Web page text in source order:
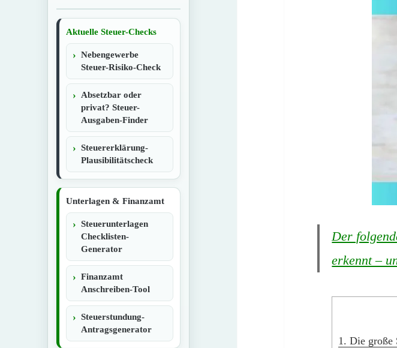
Aktuelle Steuer-Checks
Nebengewerbe
Steuer-Risiko-Check
Absetzbar oder
privat? Steuer-
Ausgaben-Finder
Steuererklärung-
Plausibilitätscheck
Unterlagen & Finanzamt
Steuerunterlagen
Checklisten-
Generator
Finanzamt
Anschreiben-Tool
Steuerstundung-
Antragsgenerator
Der
erkennt –
1. Die große